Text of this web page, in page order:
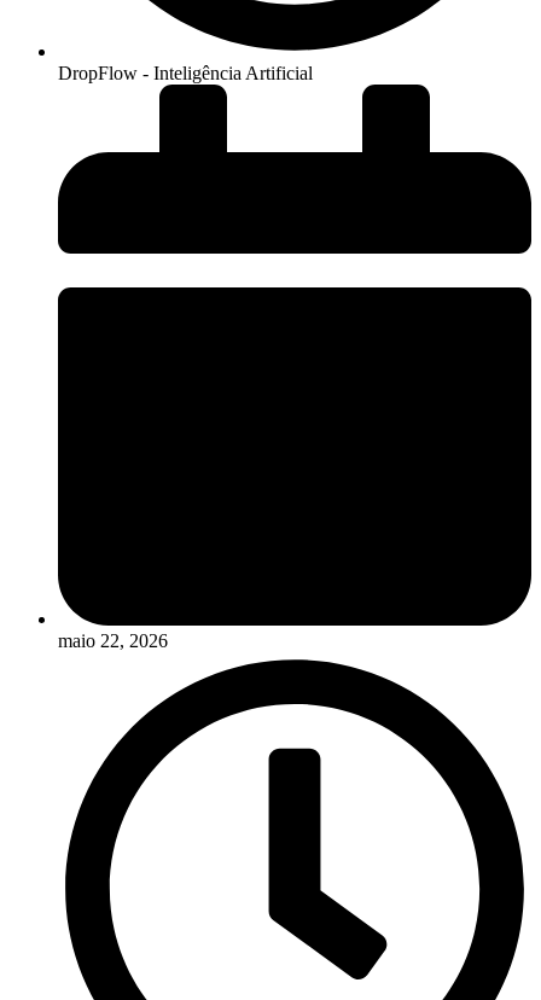
DropFlow - Inteligência Artificial
maio 22, 2026